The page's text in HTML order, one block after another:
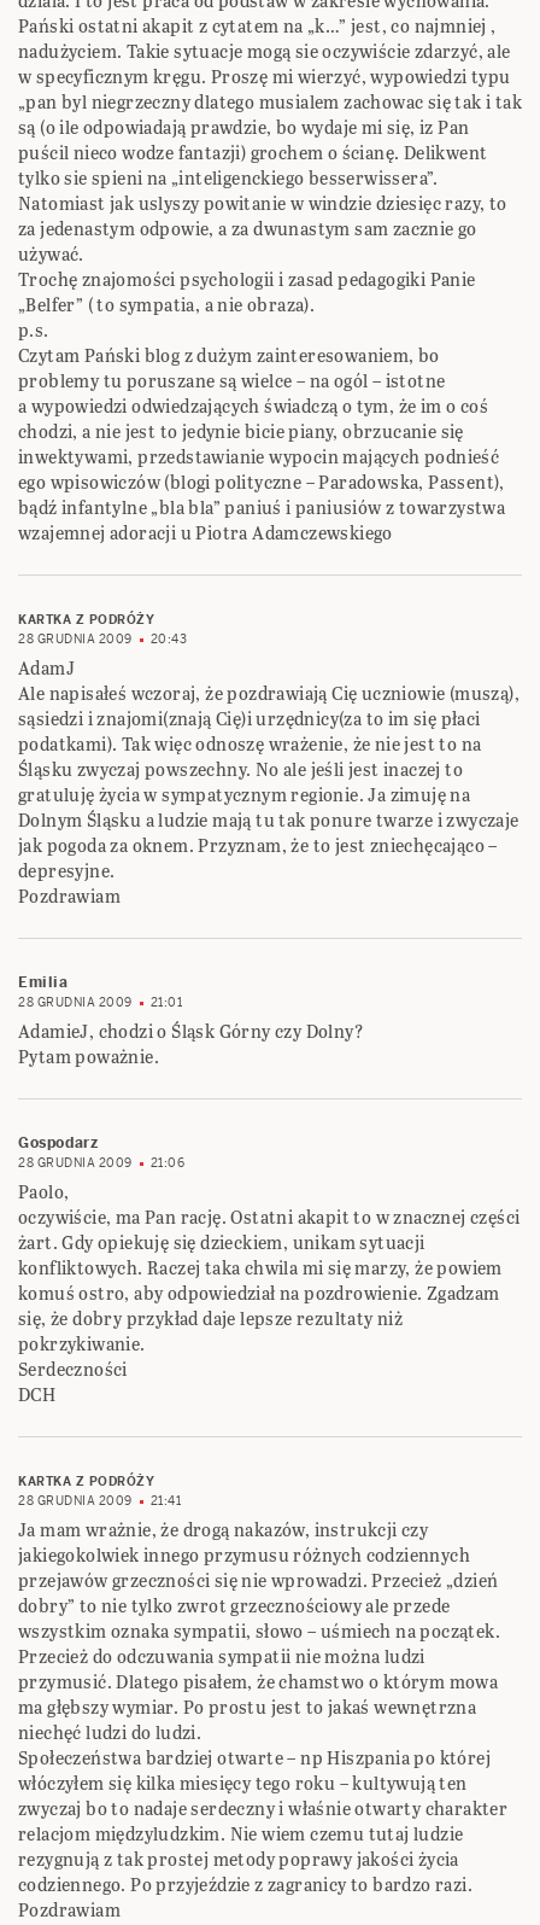
Pański ostatni akapit z cytatem na „k…” jest, co najmniej ,
nadużyciem. Takie sytuacje mogą sie oczywiście zdarzyć, ale
w specyficznym kręgu. Proszę mi wierzyć, wypowiedzi typu
„pan byl niegrzeczny dlatego musialem zachowac się tak i tak
są (o ile odpowiadają prawdzie, bo wydaje mi się, iz Pan
puścil nieco wodze fantazji) grochem o ścianę. Delikwent
tylko sie spieni na „inteligenckiego besserwissera”.
Natomiast jak uslyszy powitanie w windzie dziesięc razy, to
za jedenastym odpowie, a za dwunastym sam zacznie go
używać.
Trochę znajomości psychologii i zasad pedagogiki Panie
„Belfer” ( to sympatia, a nie obraza).
p.s.
Czytam Pański blog z dużym zainteresowaniem, bo
problemy tu poruszane są wielce – na ogól – istotne
a wypowiedzi odwiedzających świadczą o tym, że im o coś
chodzi, a nie jest to jedynie bicie piany, obrzucanie się
inwektywami, przedstawianie wypocin mających podnieść
ego wpisowiczów (blogi polityczne – Paradowska, Passent),
bądź infantylne „bla bla” paniuś i paniusiów z towarzystwa
wzajemnej adoracji u Piotra Adamczewskiego
KARTKA Z PODRÓŻY
28 GRUDNIA 2009
20:43
AdamJ
Ale napisałeś wczoraj, że pozdrawiają Cię uczniowie (muszą),
sąsiedzi i znajomi(znają Cię)i urzędnicy(za to im się płaci
podatkami). Tak więc odnoszę wrażenie, że nie jest to na
Śląsku zwyczaj powszechny. No ale jeśli jest inaczej to
gratuluję życia w sympatycznym regionie. Ja zimuję na
Dolnym Śląsku a ludzie mają tu tak ponure twarze i zwyczaje
jak pogoda za oknem. Przyznam, że to jest zniechęcająco –
depresyjne.
Pozdrawiam
Emilia
28 GRUDNIA 2009 21:01
AdamieJ, chodzi o Śląsk Górny czy Dolny?
Pytam poważnie.
Gospodarz
28 GRUDNIA 2009 21:06
Paolo,
oczywiście, ma Pan rację. Ostatni akapit to w znacznej części
żart. Gdy opiekuję się dzieckiem, unikam sytuacji
konfliktowych. Raczej taka chwila mi się marzy, że powiem
komuś ostro, aby odpowiedział na pozdrowienie. Zgadzam
się, że dobry przykład daje lepsze rezultaty niż
pokrzykiwanie.
Serdeczności
DCH
KARTKA Z PODRÓŻY
28 GRUDNIA 2009
21:41
Ja mam wrażnie, że drogą nakazów, instrukcji czy
jakiegokolwiek innego przymusu różnych codziennych
przejawów grzeczności się nie wprowadzi. Przecież „dzień
dobry” to nie tylko zwrot grzecznościowy ale przede
wszystkim oznaka sympatii, słowo – uśmiech na początek.
Przecież do odczuwania sympatii nie można ludzi
przymusić. Dlatego pisałem, że chamstwo o którym mowa
ma głębszy wymiar. Po prostu jest to jakaś wewnętrzna
niechęć ludzi do ludzi.
Społeczeństwa bardziej otwarte – np Hiszpania po której
włóczyłem się kilka miesięcy tego roku – kultywują ten
zwyczaj bo to nadaje serdeczny i właśnie otwarty charakter
relacjom międzyludzkim. Nie wiem czemu tutaj ludzie
rezygnują z tak prostej metody poprawy jakości życia
codziennego. Po przyjeździe z zagranicy to bardzo razi.
Pozdrawiam